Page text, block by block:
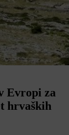
Evropi za
hrvaških